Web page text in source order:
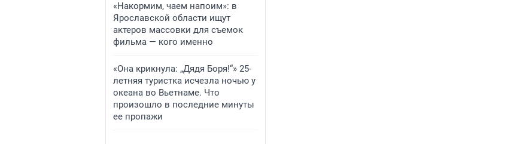
«Накормим, чаем напоим»: в
Ярославской области ищут
актеров массовки для съемок
фильма — кого именно
«Она крикнула: „Дядя Боря!“» 25-
летняя туристка исчезла ночью у
океана во Вьетнаме. Что
произошло в последние минуты
ее пропажи